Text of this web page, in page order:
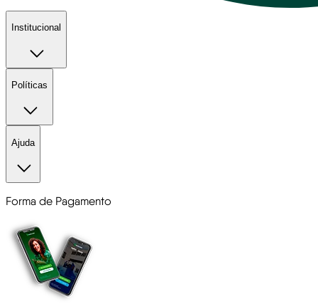
Institucional
Políticas
Ajuda
Forma de Pagamento